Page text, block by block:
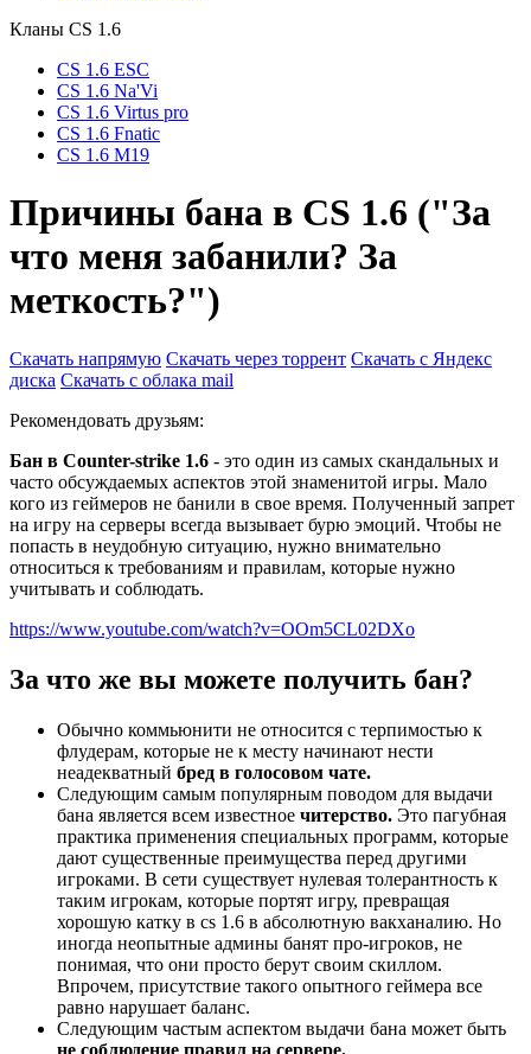
Кланы СS 1.6
CS 1.6 ESC
CS 1.6 Na'Vi
CS 1.6 Virtus pro
CS 1.6 Fnatic
CS 1.6 M19
Причины бана в CS 1.6 ("За
что меня забанили? За
меткость?")
Скачать напрямую Скачать через торрент Скачать с Яндекс
диска Скачать с облака mail
Рекомендовать друзьям:
Бан в Сounter-strike 1.6 - это один из самых скандальных и
часто обсуждаемых аспектов этой знаменитой игры. Мало
кого из геймеров не банили в свое время. Полученный запрет
на игру на серверы всегда вызывает бурю эмоций. Чтобы не
попасть в неудобную ситуацию, нужно внимательно
относиться к требованиям и правилам, которые нужно
учитывать и соблюдать.
https://www.youtube.com/watch?v=OOm5CL02DXo
За что же вы можете получить бан?
Обычно коммьюнити не относится с терпимостью к
флудерам, которые не к месту начинают нести
неадекватный бред в голосовом чате.
Следующим самым популярным поводом для выдачи
бана является всем известное читерство. Это пагубная
практика применения специальных программ, которые
дают существенные преимущества перед другими
игроками. В сети существует нулевая толерантность к
таким игрокам, которые портят игру, превращая
хорошую катку в cs 1.6 в абсолютную вакханалию. Но
иногда неопытные админы банят про-игроков, не
понимая, что они просто берут своим скиллом.
Впрочем, присутствие такого опытного геймера все
равно нарушает баланс.
Следующим частым аспектом выдачи бана может быть
не соблюдение правил на сервере.